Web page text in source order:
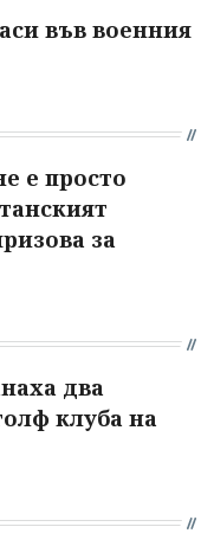
във военния
е просто
за
два
клуба на